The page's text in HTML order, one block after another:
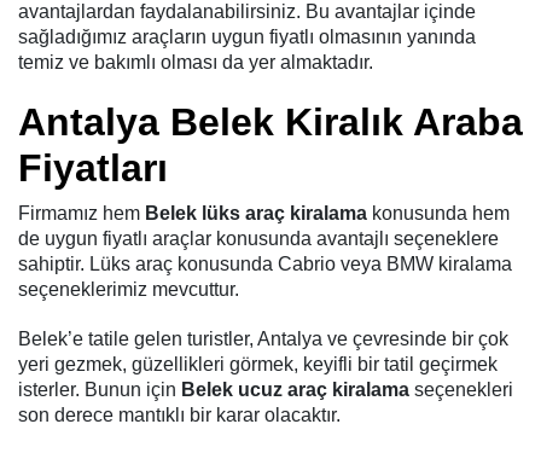
avantajlardan faydalanabilirsiniz. Bu avantajlar içinde
sağladığımız araçların uygun fiyatlı olmasının yanında
temiz ve bakımlı olması da yer almaktadır.
Antalya Belek Kiralık Araba
Fiyatları
Firmamız hem Belek lüks araç kiralama konusunda hem
de uygun fiyatlı araçlar konusunda avantajlı seçeneklere
sahiptir. Lüks araç konusunda Cabrio veya BMW kiralama
seçeneklerimiz mevcuttur.
Belek’e tatile gelen turistler, Antalya ve çevresinde bir çok
yeri gezmek, güzellikleri görmek, keyifli bir tatil geçirmek
isterler. Bunun için Belek ucuz araç kiralama seçenekleri
son derece mantıklı bir karar olacaktır.